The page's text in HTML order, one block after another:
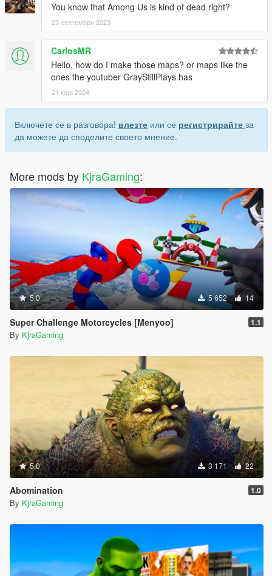
You know that Among Us is kind of dead right?
23 септември 2023
CarlosMR
Hello, how do I make those maps? or maps like the
ones the youtuber GrayStillPlays has
21 юни 2024
Включете се в разговора! влезте или се регистрирайте за
да можете да споделите своето мнение.
More mods by KjraGaming:
5.0 5 652 14
Super Challenge Motorcycles [Menyoo] 1.1
By KjraGaming
5.0 3 171 22
Abomination 1.0
By KjraGaming